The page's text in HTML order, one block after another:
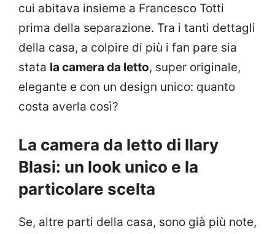
cui abitava insieme a Francesco Totti
prima della separazione. Tra i tanti dettagli
della casa, a colpire di più i fan pare sia
stata la camera da letto, super originale,
elegante e con un design unico: quanto
costa averla così?
La camera da letto di Ilary
Blasi: un look unico e la
particolare scelta
Se, altre parti della casa, sono già più note,